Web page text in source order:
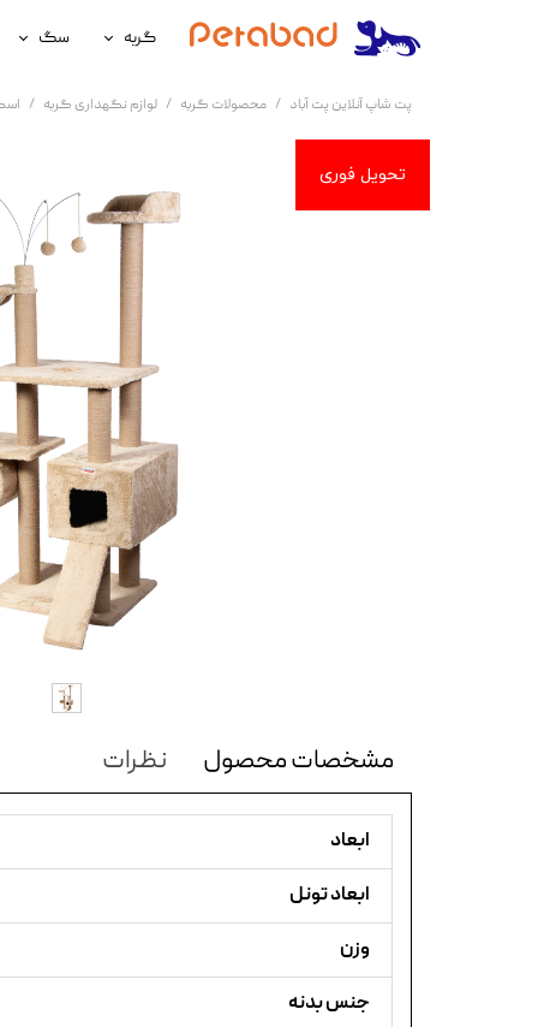
گربه
غذای گربه
سلامتی گربه
آرایشی و بهداشتی گربه
سگ
غذای سگ
سلامتی
آرایشی و
پت شاپ آنلاین پت آباد محصولات گربه لوازم نگهداری گربه
مشخصات محصول نظرات
ابعاد
ابعاد تونل
وزن
جنس بدنه